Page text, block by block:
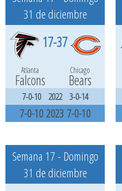
31 de diciembre
17-37
Atlanta Chicago
Falcons Bears
7-0-10 2022 3-0-14
7-0-10 2023 7-0-10
Semana 17 - Domingo
31 de diciembre